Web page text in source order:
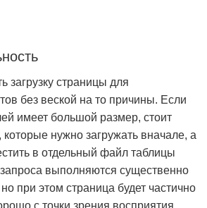
загрузку страницы для
без веской на то причины. Если
имеет большой размер, стоит
которые нужно загружать вначале, а
в отдельный файл таблицы
выполняются существенно
при этом страница будет частично
с точки зрения восприятия